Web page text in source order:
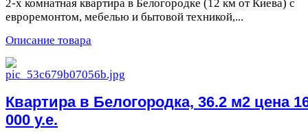
2-х комнатная квартира в Белогородке (12 км от Киева) с
евроремонтом, мебелью и бытовой техникой,...
Описание товара
Квартира в Белогородка, 36.2 м2 цена
000 у.е.